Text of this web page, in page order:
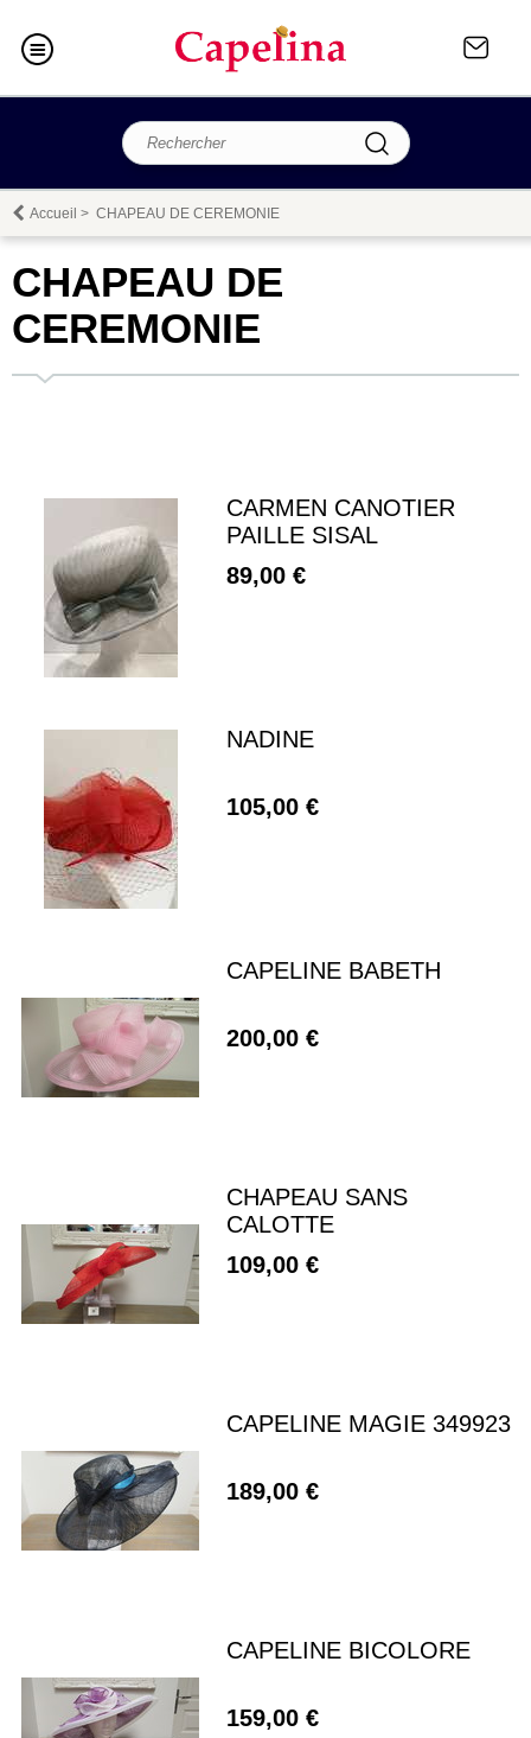
Accueil > CHAPEAU DE CEREMONIE
CHAPEAU DE
CEREMONIE
CARMEN CANOTIER
PAILLE SISAL
89,00 €
NADINE
105,00 €
CAPELINE BABETH
200,00 €
CHAPEAU SANS
CALOTTE
109,00 €
CAPELINE MAGIE 349923
189,00 €
CAPELINE BICOLORE
159,00 €